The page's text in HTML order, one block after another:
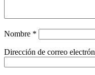
Nombre *
Dirección de correo